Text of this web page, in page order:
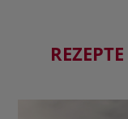
REZEPTE